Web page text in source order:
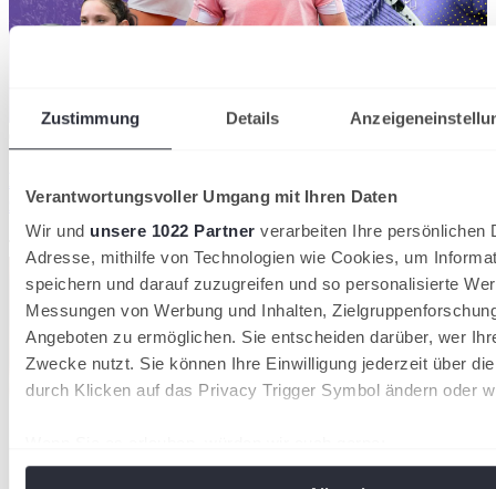
Zustimmung Details
Verantwortungsvoller Umgang mit Ihren Daten
Wir und unsere 1022 Partner verarbeiten Ihre persönlichen
Adresse, mithilfe von Technologien wie Cookies, um
speichern und darauf zuzugreifen und so personalisierte
Messungen von Werbung und Inhalten,
Angeboten zu ermöglichen. Sie entscheiden darüber, wer
Zwecke nutzt. Sie können Ihre Einwilligung jederzeit über
durch Klicken auf das Privacy Trigger Symbol ändern oder
zahlreiche deutsche Nachwuchshoffnungen